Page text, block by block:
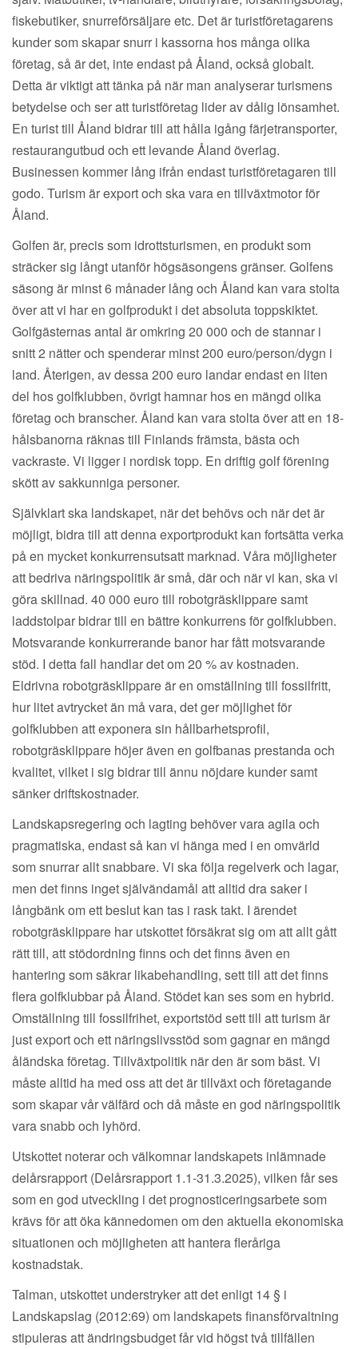
fiskebutiker, snurreförsäljare etc. Det är turistföretagarens
kunder som skapar snurr i kassorna hos många olika
företag, så är det, inte endast på Åland, också globalt.
Detta är viktigt att tänka på när man analyserar turismens
betydelse och ser att turistföretag lider av dålig lönsamhet.
En turist till Åland bidrar till att hålla igång färjetransporter,
restaurangutbud och ett levande Åland överlag.
Businessen kommer lång ifrån endast turistföretagaren till
godo. Turism är export och ska vara en tillväxtmotor för
Åland.
Golfen är, precis som idrottsturismen, en produkt som
sträcker sig långt utanför högsäsongens gränser. Golfens
säsong är minst 6 månader lång och Åland kan vara stolta
över att vi har en golfprodukt i det absoluta toppskiktet.
Golfgästernas antal är omkring 20 000 och de stannar i
snitt 2 nätter och spenderar minst 200 euro/person/dygn i
land. Återigen, av dessa 200 euro landar endast en liten
del hos golfklubben, övrigt hamnar hos en mängd olika
företag och branscher. Åland kan vara stolta över att en 18-
hålsbanorna räknas till Finlands främsta, bästa och
vackraste. Vi ligger i nordisk topp. En driftig golf förening
skött av sakkunniga personer.
Självklart ska landskapet, när det behövs och när det är
möjligt, bidra till att denna exportprodukt kan fortsätta verka
på en mycket konkurrensutsatt marknad. Våra möjligheter
att bedriva näringspolitik är små, där och när vi kan, ska vi
göra skillnad. 40 000 euro till robotgräsklippare samt
laddstolpar bidrar till en bättre konkurrens för golfklubben.
Motsvarande konkurrerande banor har fått motsvarande
stöd. I detta fall handlar det om 20 % av kostnaden.
Eldrivna robotgräsklippare är en omställning till fossilfritt,
hur litet avtrycket än må vara, det ger möjlighet för
golfklubben att exponera sin hållbarhetsprofil,
robotgräsklippare höjer även en golfbanas prestanda och
kvalitet, vilket i sig bidrar till ännu nöjdare kunder samt
sänker driftskostnader.
Landskapsregering och lagting behöver vara agila och
pragmatiska, endast så kan vi hänga med i en omvärld
som snurrar allt snabbare. Vi ska följa regelverk och lagar,
men det finns inget självändamål att alltid dra saker i
långbänk om ett beslut kan tas i rask takt. I ärendet
robotgräsklippare har utskottet försäkrat sig om att allt gått
rätt till, att stödordning finns och det finns även en
hantering som säkrar likabehandling, sett till att det finns
flera golfklubbar på Åland. Stödet kan ses som en hybrid.
Omställning till fossilfrihet, exportstöd sett till att turism är
just export och ett näringslivsstöd som gagnar en mängd
åländska företag. Tillväxtpolitik när den är som bäst. Vi
måste alltid ha med oss att det är tillväxt och företagande
som skapar vår välfärd och då måste en god näringspolitik
vara snabb och lyhörd.
Utskottet noterar och välkomnar landskapets inlämnade
delårsrapport (Delårsrapport 1.1-31.3.2025), vilken får ses
som en god utveckling i det prognosticeringsarbete som
krävs för att öka kännedomen om den aktuella ekonomiska
situationen och möjligheten att hantera fleråriga
kostnadstak.
Talman, utskottet understryker att det enligt 14 § i
Landskapslag (2012:69) om landskapets finansförvaltning
stipuleras att ändringsbudget får vid högst två tillfällen